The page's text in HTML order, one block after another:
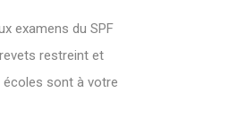
ET
examens du SPF
restreint et
écoles sont à votre